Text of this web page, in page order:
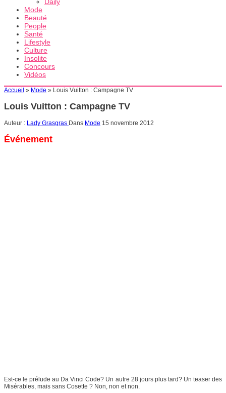
Mode
Beauté
People
Santé
Lifestyle
Culture
Insolite
Concours
Vidéos
Accueil » Mode » Louis Vuitton : Campagne TV
Louis Vuitton : Campagne TV
Auteur : Lady Grasgras Dans Mode 15 novembre 2012
Événement
Est-ce le prélude au Da Vinci Code? Un autre 28 jours plus tard? Un teaser des
Misérables, mais sans Cosette ? Non, non et non.